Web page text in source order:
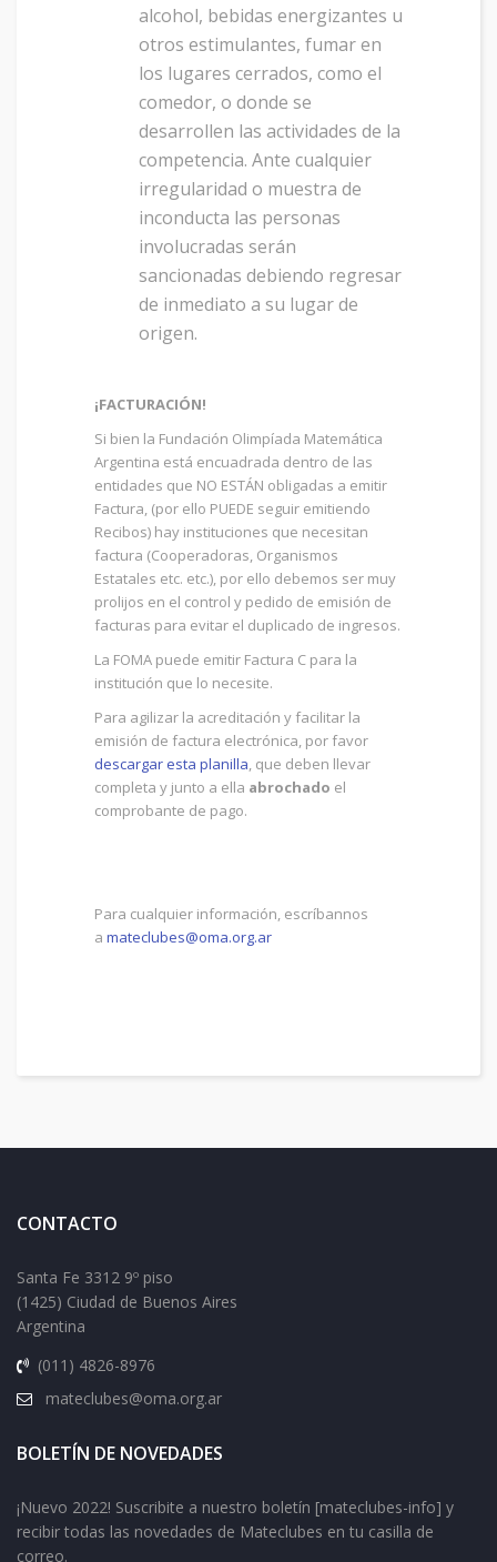
alcohol, bebidas energizantes u
otros estimulantes, fumar en
los lugares cerrados, como el
comedor, o donde se
desarrollen las actividades de la
competencia. Ante cualquier
irregularidad o muestra de
inconducta las personas
involucradas serán
sancionadas debiendo regresar
de inmediato a su lugar de
origen.
¡FACTURACIÓN!
Si bien la Fundación Olimpíada Matemática
Argentina está encuadrada dentro de las
entidades que NO ESTÁN obligadas a emitir
Factura, (por ello PUEDE seguir emitiendo
Recibos) hay instituciones que necesitan
factura (Cooperadoras, Organismos
Estatales etc. etc.), por ello debemos ser muy
prolijos en el control y pedido de emisión de
facturas para evitar el duplicado de ingresos.
La FOMA puede emitir Factura C para la
institución que lo necesite.
Para agilizar la acreditación y facilitar la
emisión de factura electrónica, por favor
descargar esta planilla, que deben llevar
completa y junto a ella abrochado el
comprobante de pago.
Para cualquier información, escríbannos
a mateclubes@oma.org.ar
CONTACTO
Santa Fe 3312 9º piso
(1425) Ciudad de Buenos Aires
Argentina
(011) 4826-8976
mateclubes@oma.org.ar
BOLETÍN DE NOVEDADES
¡Nuevo 2022! Suscribite a nuestro boletín [mateclubes-info] y
recibir todas las novedades de Mateclubes en tu casilla de
correo.